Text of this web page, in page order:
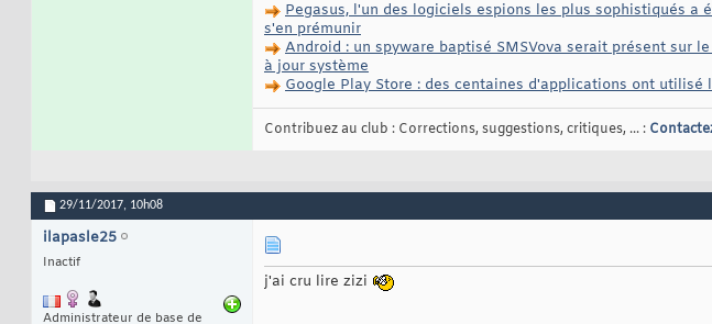
Pegasus, l'un des logiciels espions les plus sophistiqués a
s'en prémunir
Android : un spyware baptisé SMSVova serait présent sur
à jour système
Google Play Store : des centaines d'applications ont
Contribuez au club : Corrections, suggestions, critiques, ... :
29/11/2017, 10h08
ilapasle25
Inactif
Administrateur de base de
j'ai cru lire zizi